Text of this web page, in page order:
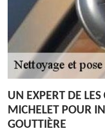
UN EXPERT DE
MICHELET POUR
GOUTTIÈRE